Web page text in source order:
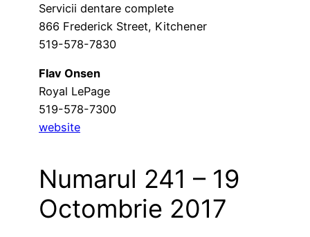
Servicii dentare complete
866 Frederick Street, Kitchener
519-578-7830
Flav Onsen
Royal LePage
519-578-7300
website
Numarul 241 – 19
Octombrie 2017